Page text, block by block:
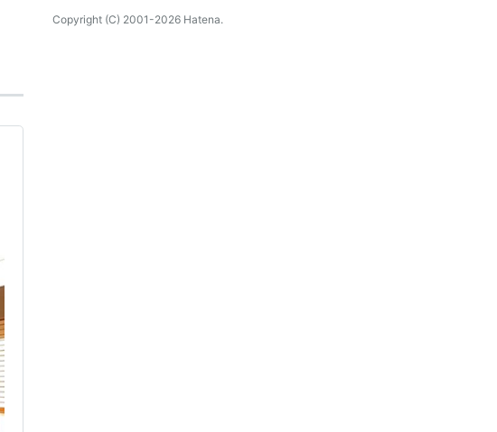
Copyright (C) 2001-2026 Hatena.